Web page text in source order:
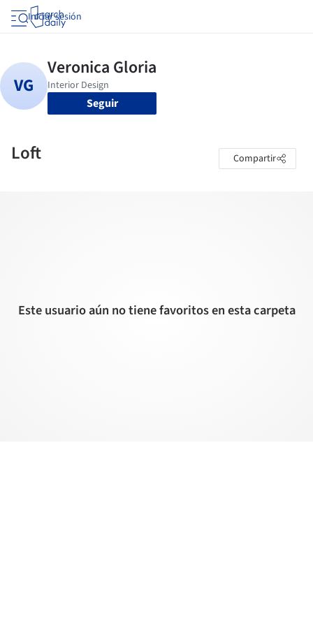
Iniciar sesión
Seguir
Loft Compartir
Este usuario aún no tiene favoritos en esta carpeta